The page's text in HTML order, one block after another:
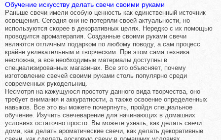
Обучение искусству делать свечи своими руками
Раньше свечи имели особую ценность как единственный источник
освещения. Сегодня они не потеряли своей актуальности, но
используются скорее в декоративных целях. Нередко с их помощью
проводится ароматерапия. Созданные своими руками свечи
являются отличным подарком по любому поводу, а сам процесс
крайне увлекательным и творческим. При этом сама техника
несложна, а все необходимые материалы доступны в
специализированных магазинах. Все это объясняет, почему
изготовление свечей своими руками столь популярно среди
современных рукодельниц.
Несмотря на кажущуюся простоту данного вида творчества, оно
требует внимания и аккуратности, а также освоение определенных
навыков. Все это вы можете почерпнуть, пройдя специальное
обучение. Изучить свечеварение для начинающих в домашних
условиях остаточно просто. Вы можете узнать, как делать свечи
дома, как делать ароматические свечи, как делать декоративные